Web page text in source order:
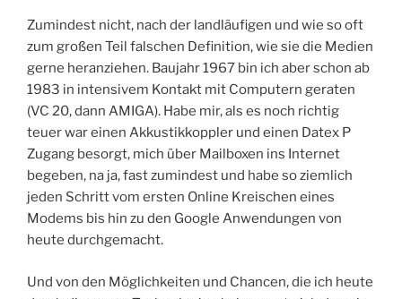
Zumindest nicht, nach der landläufigen und wie so oft
zum großen Teil falschen Definition, wie sie die Medien
gerne heranziehen. Baujahr 1967 bin ich aber schon ab
1983 in intensivem Kontakt mit Computern geraten
(VC 20, dann AMIGA). Habe mir, als es noch richtig
teuer war einen Akkustikkoppler und einen Datex P
Zugang besorgt, mich über Mailboxen ins Internet
begeben, na ja, fast zumindest und habe so ziemlich
jeden Schritt vom ersten Online Kreischen eines
Modems bis hin zu den Google Anwendungen von
heute durchgemacht.
Und von den Möglichkeiten und Chancen, die ich heute